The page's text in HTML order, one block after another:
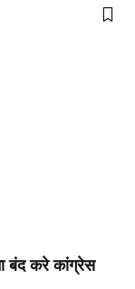
बंद करे कांग्रेस